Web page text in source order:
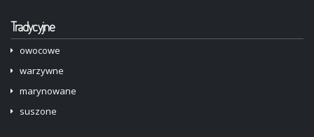
Tradycyjne
owocowe
warzywne
marynowane
suszone